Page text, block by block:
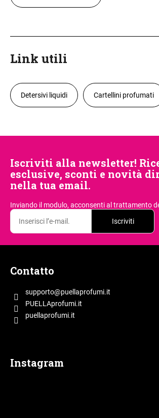
Link utili
Detersivi liquidi Cartellini profumati
Iscriviti alla newsletter!
esclusive, sconti e novità
nella tua email.
Inviando il modulo, acconsential trattamento
Iscriviti
Contatto
supporto@puellaprofumi.it
PUELLAprofumi.it
puellaprofumi.it
Instagram